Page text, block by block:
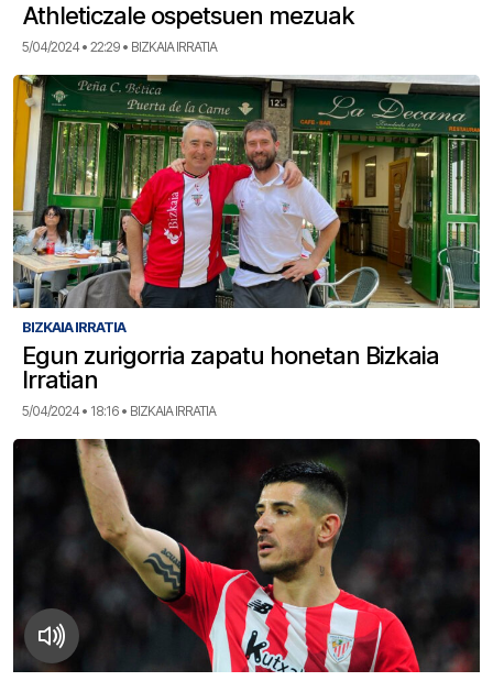
Athleticzale ospetsuen mezuak
5/04/2024 • 22:29 • BIZKAIA IRRATIA
BIZKAIA IRRATIA
Egun zurigorria zapatu honetan Bizkaia
Irratian
5/04/2024 • 18:16 • BIZKAIA IRRATIA